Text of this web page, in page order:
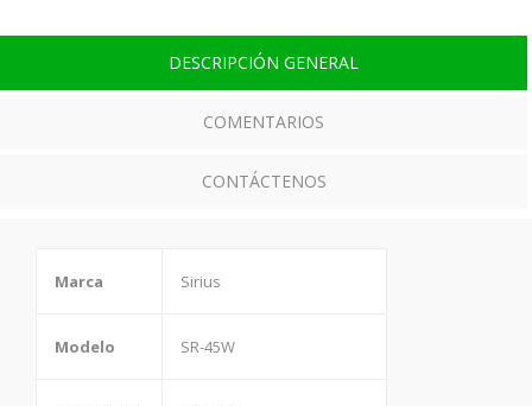
DESCRIPCIÓN GENERAL
COMENTARIOS
CONTÁCTENOS
Marca Sirius
Modelo SR-45W